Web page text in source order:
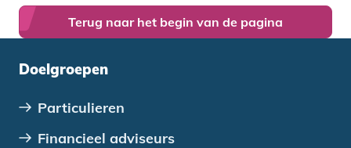
Terug naar het begin van de pagina
Doelgroepen
Particulieren
Financieel adviseurs